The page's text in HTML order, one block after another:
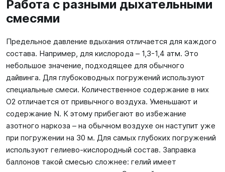
Работа с разными дыхательными
смесями
Предельное давление вдыхания отличается для каждого
состава. Например, для кислорода – 1,3-1,4 атм. Это
небольшое значение, подходящее для обычного
дайвинга. Для глубоководных погружений используют
специальные смеси. Количественное содержание в них
O2 отличается от привычного воздуха. Уменьшают и
содержание N. К этому прибегают во избежание
азотного наркоза – на обычном воздухе он наступит уже
при погружении на 30 м. Для самых глубоких погружений
используют гелиево-кислородный состав. Заправка
баллонов такой смесью сложнее: гелий имеет